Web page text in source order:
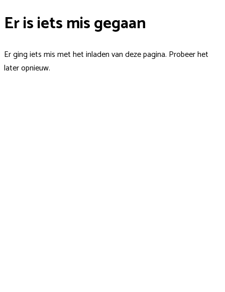
Er is iets mis gegaan
Er ging iets mis met het inladen van deze pagina. Probeer het
later opnieuw.